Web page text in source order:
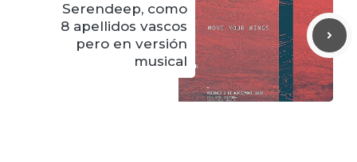
Serendeep, como
8 apellidos vascos
pero en versión
musical